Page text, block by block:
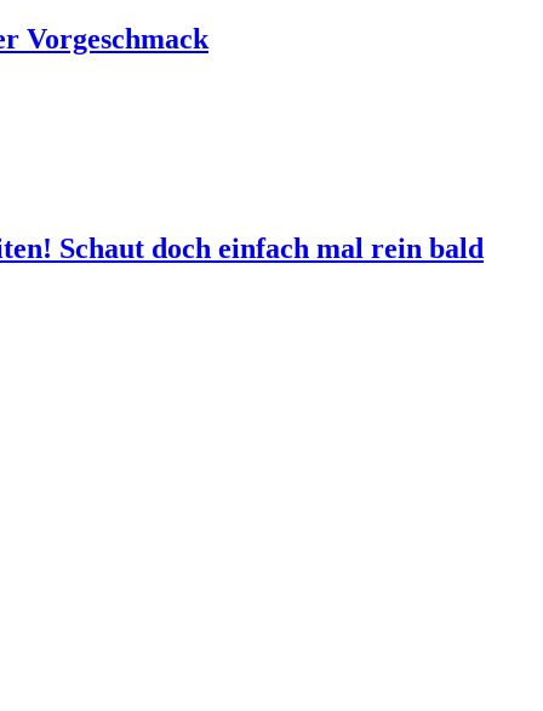
Vorgeschmack
Schaut doch einfach mal rein bald